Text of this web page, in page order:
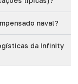
naval?
da Infinity